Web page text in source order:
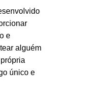
e
alguém
único e